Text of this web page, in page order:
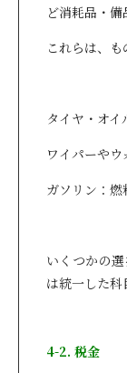
ど消耗品・備
これらは、も
タイヤ・オ
ワイパーや
ガソリン：
いくつかの
は統一した科
4-2. 税金